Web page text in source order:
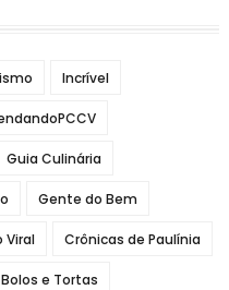
Incrível
Guia Culinária
Gente do Bem
Viral Crônicas de Paulínia
Bolos e Tortas